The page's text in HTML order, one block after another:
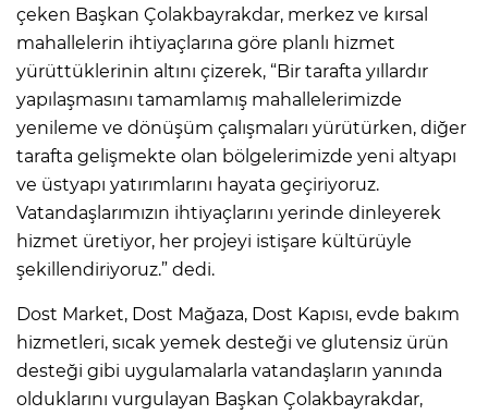
çeken Başkan Çolakbayrakdar, merkez ve kırsal
mahallelerin ihtiyaçlarına göre planlı hizmet
yürüttüklerinin altını çizerek, “Bir tarafta yıllardır
yapılaşmasını tamamlamış mahallelerimizde
yenileme ve dönüşüm çalışmaları yürütürken, diğer
tarafta gelişmekte olan bölgelerimizde yeni altyapı
ve üstyapı yatırımlarını hayata geçiriyoruz.
Vatandaşlarımızın ihtiyaçlarını yerinde dinleyerek
hizmet üretiyor, her projeyi istişare kültürüyle
şekillendiriyoruz.” dedi.
Dost Market, Dost Mağaza, Dost Kapısı, evde bakım
hizmetleri, sıcak yemek desteği ve glutensiz ürün
desteği gibi uygulamalarla vatandaşların yanında
olduklarını vurgulayan Başkan Çolakbayrakdar,